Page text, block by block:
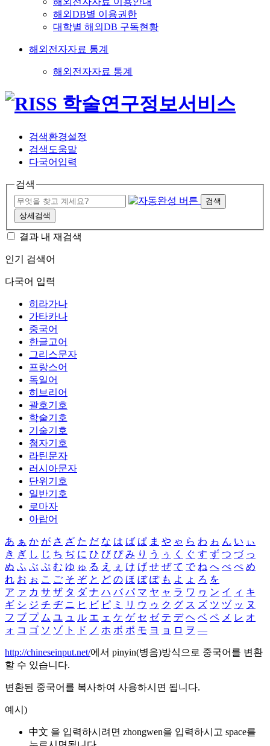
해외DB별 이용권한
대학별 해외DB 구독현황
해외전자자료 통계
해외전자자료 통계
검색환경설정
검색도움말
다국어입력
검색
검색
상세검색
결과 내 재검색
인기 검색어
다국어 입력
히라가나
가타카나
중국어
한글고어
그리스문자
프랑스어
독일어
히브리어
괄호기호
학술기호
기술기호
첨자기호
라틴문자
러시아문자
단위기호
일반기호
로마자
아랍어
あ ぁ か が さ ざ た だ な は ば ぱ ま や ゃ ら わ ゎ ん い ぃ
き ぎ し じ ち ぢ に ひ び ぴ み り う ぅ く ぐ す ず つ づ っ
ぬ ふ ぶ ぷ む ゆ ゅ る え ぇ け げ せ ぜ て で ね へ べ ぺ め
れ お ぉ こ ご そ ぞ と ど の ほ ぼ ぽ も よ ょ ろ を
ア ァ カ サ ザ タ ダ ナ ハ バ パ マ ヤ ャ ラ ワ ヮ ン イ ィ キ
ギ シ ジ チ ヂ ニ ヒ ビ ピ ミ リ ウ ゥ ク グ ス ズ ツ ヅ ッ ヌ
フ ブ プ ム ユ ュ ル エ ェ ケ ゲ セ ゼ テ デ ヘ ベ ペ メ レ オ
ォ コ ゴ ソ ゾ ト ド ノ ホ ボ ポ モ ヨ ョ ロ ヲ ―
http://chineseinput.net/에서 pinyin(병음)방식으로 중국어를 변환
할 수 있습니다.
변환된 중국어를 복사하여 사용하시면 됩니다.
예시)
中文 을 입력하시려면 zhongwen을 입력하시고 space를